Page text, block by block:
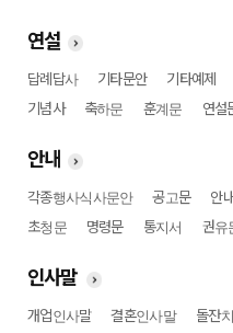
연설
답례답사 기타문안 기타예제
기념사
축하문 훈계문 연설
안내
각종행사식사문안 공고문 안
초청문
명령문 통지서 권유
인사말
개업인사말 결혼인사말 돌잔